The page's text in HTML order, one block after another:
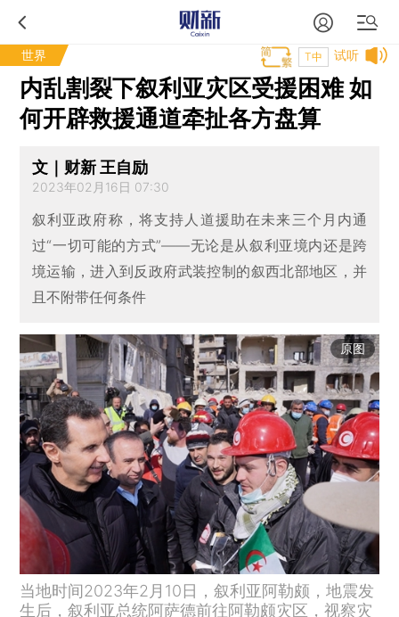
世界 试听
T中
内乱割裂下叙利亚灾区受援困难 如
何开辟救援通道牵扯各方盘算
文｜财新 王自励
2023年02月16日 07:30
叙利亚政府称，将支持人道援助在未来三个月内通
过“一切可能的方式”——无论是从叙利亚境内还是跨
境运输，进入到反政府武装控制的叙西北部地区，并
且不附带任何条件
原图
当地时间2023年2月10日，叙利亚阿勒颇，地震发
生后，叙利亚总统阿萨德前往阿勒颇灾区，视察灾